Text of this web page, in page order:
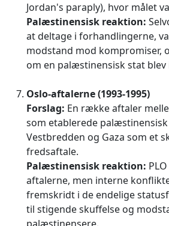
Jordan's paraply), hvor målet
Palæstinensisk reaktion:
at deltage i forhandlingerne,
modstand mod kompromiser,
om en palæstinensisk stat blev
Oslo-aftalerne (1993-1995)
Forslag: En række aftaler
som etablerede
Vestbredden og Gaza som et
fredsaftale.
Palæstinensisk reaktion:
aftalerne, men interne
fremskridt i de endelige
til stigende skuffelse og